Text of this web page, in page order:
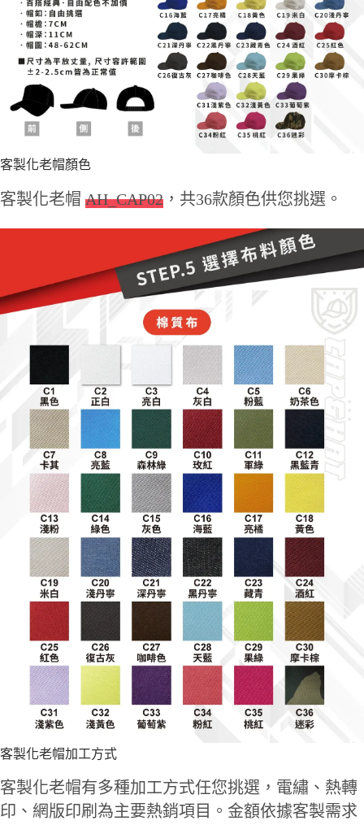
客製化老帽顏色
客製化老帽 AH_CAP02 ，共36款顏色供您挑選。
客製化老帽加工方式
客製化老帽有多種加工方式任您挑選，電繡、熱轉
印、網版印刷為主要熱銷項目。金額依據客製需求